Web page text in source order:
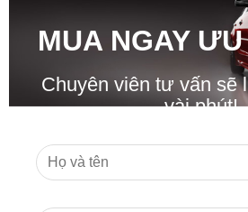
MUA NGAY
Chuyên viên tư vấn sẽ
vài phút!